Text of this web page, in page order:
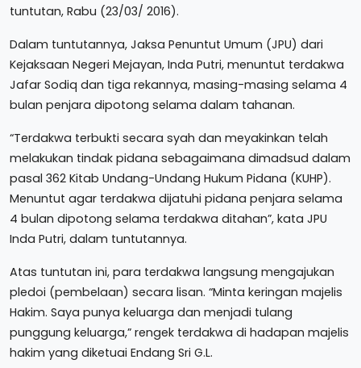
tuntutan, Rabu (23/03/ 2016).
Dalam tuntutannya, Jaksa Penuntut Umum (JPU) dari
Kejaksaan Negeri Mejayan, Inda Putri, menuntut terdakwa
Jafar Sodiq dan tiga rekannya, masing-masing selama 4
bulan penjara dipotong selama dalam tahanan.
“Terdakwa terbukti secara syah dan meyakinkan telah
melakukan tindak pidana sebagaimana dimadsud dalam
pasal 362 Kitab Undang-Undang Hukum Pidana (KUHP).
Menuntut agar terdakwa dijatuhi pidana penjara selama
4 bulan dipotong selama terdakwa ditahan”, kata JPU
Inda Putri, dalam tuntutannya.
Atas tuntutan ini, para terdakwa langsung mengajukan
pledoi (pembelaan) secara lisan. “Minta keringan majelis
Hakim. Saya punya keluarga dan menjadi tulang
punggung keluarga,” rengek terdakwa di hadapan majelis
hakim yang diketuai Endang Sri G.L.